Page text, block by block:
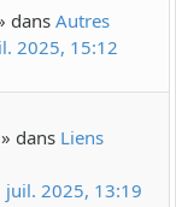
dansAutres
2025, 15:12
dans Liens
juil. 2025, 13:19